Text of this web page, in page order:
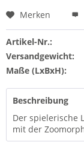
Merken
Artikel-Nr.:
Versandgewicht:
Maße (LxBxH):
Beschreibung
Der spielerische
mit der